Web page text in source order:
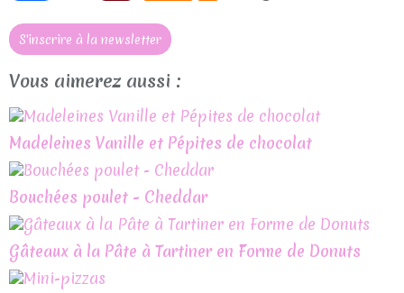
S'inscrire à la newsletter
Vous aimerez aussi :
Madeleines Vanille et Pépites de chocolat
Bouchées poulet - Cheddar
Gâteaux à la Pâte à Tartiner en Forme de Donuts